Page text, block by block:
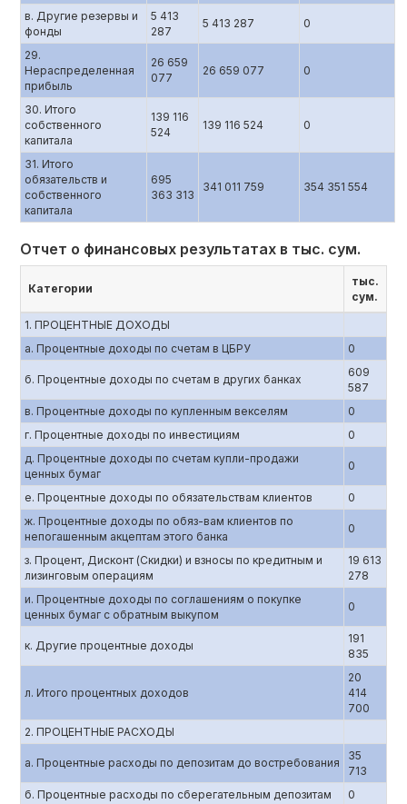
в. Другие резервы и
фонды
5 413
287
5 413 287 0
29.
Нераспределенная
прибыль
26 659
077
26 659 077 0
30. Итого
собственного
капитала
139 116
524
139 116 524 0
31. Итого
обязательств и
собственного
капитала
695
363 313
341 011 759 354 351 554
Отчет о финансовых результатах в тыс. сум.
Категории
тыс.
сум.
1. ПРОЦЕНТНЫЕ ДОХОДЫ
a. Процентные доходы по счетам в ЦБРУ
0
б. Процентные доходы по счетам в других банках
609
587
в. Процентные доходы по купленным векселям
0
г. Процентные доходы по инвестициям
0
д. Процентные доходы по счетам купли-продажи
ценных бумаг
0
е. Процентные доходы по обязательствам клиентов
0
ж. Процентные доходы по обяз-вам клиентов по
непогашенным акцептам этого банка
0
з. Процент, Дисконт (Скидки) и взносы по кредитным и
лизинговым операциям
19 613
278
и. Процентные доходы по соглашениям о покупке
ценных бумаг с обратным выкупом
0
к. Другие процентные доходы
191
835
л. Итого процентных доходов
20
414
700
2. ПРОЦЕНТНЫЕ РАСХОДЫ
а. Процентные расходы по депозитам до востребования
35
713
б. Процентные расходы по сберегательным депозитам
0